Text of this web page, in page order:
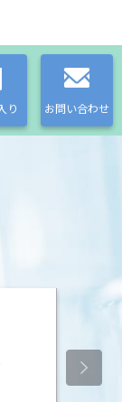
り お問い合わせ
ンペ